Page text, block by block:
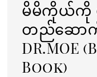
မိမိကိုယ်ကို
တည်ဆောက်
DR.MOE
Book)